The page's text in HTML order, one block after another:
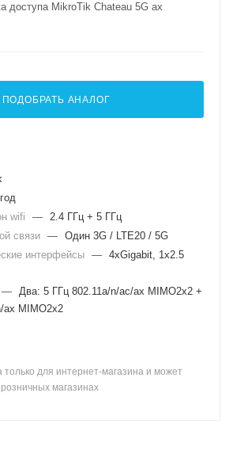
доступа MikroTik Chateau 5G ax
ПОДОБРАТЬ АНАЛОГ
wifi
— 2.4 ГГц + 5 ГГц
связи — Один 3G / LTE20 / 5G
интерфейсы — 4xGigabit, 1x2.5
— Два: 5 ГГц 802.11a/n/ac/ax MIMO2x2 +
ax MIMO2x2
только для интернет-магазина и может
магазинах